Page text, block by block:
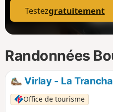
Testezgratuitement
Randonnées
Virlay - La
Office de tourisme